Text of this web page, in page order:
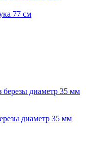
77 см
диаметр 35 мм